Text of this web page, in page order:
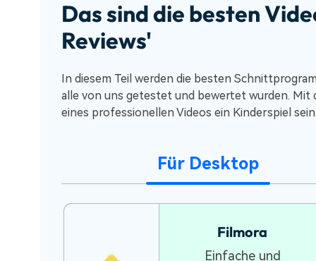
Das sind die besten
Reviews'
In diesem Teil werden die besten
alle von uns getestet und bewertet wurden. Mit
eines professionellen Videos ein Kinderspiel sein.
Für Desktop
Filmora
Einfache und